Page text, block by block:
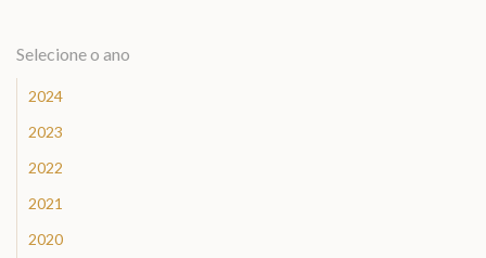
Selecione o ano
2024
2023
2022
2021
2020